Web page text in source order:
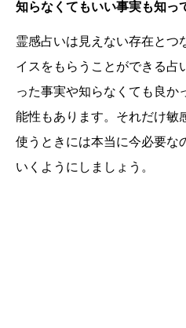
知らなくてもいい事実も知っ
霊感占いは見えない存在とつ
イスをもらうことができる占
った事実や知らなくても良か
能性もあります。それだけ敏
使うときには本当に今必要な
いくようにしましょう。